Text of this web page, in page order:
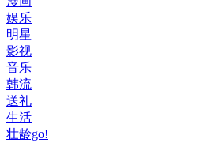
娱乐
明星
影视
音乐
韩流
送礼
生活
壮龄go!